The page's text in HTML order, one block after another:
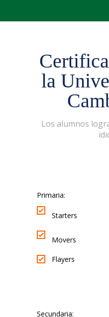
la
Los alumnos
Primaria:
Starters
Movers
Flayers
Secundaria: